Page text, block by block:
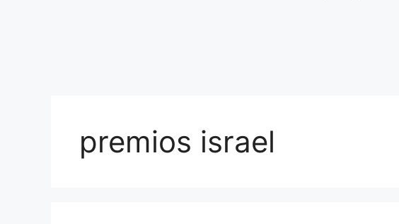
premios israel